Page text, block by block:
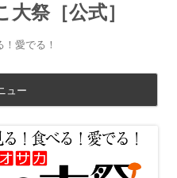
祭［公式］
愛でる！
ュー